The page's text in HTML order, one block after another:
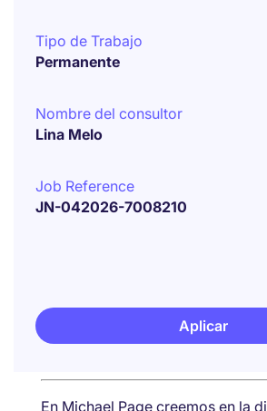
Tipo de Trabajo
Permanente
Nombre del consultor
Lina Melo
Job Reference
JN-042026-7008210
Aplicar
En Michael Page creemos en la